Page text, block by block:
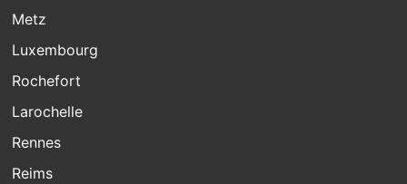
Metz
Luxembourg
Rochefort
Larochelle
Rennes
Reims